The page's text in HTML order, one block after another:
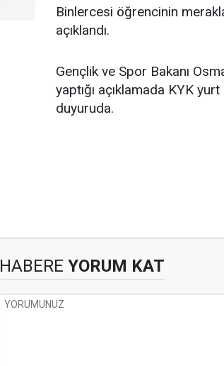
Binlercesi öğrencinin
açıklandı.
Gençlik ve Spor Bakanı
yaptığı açıklamada KYK yurt
duyuruda.
HABERE YORUM KAT